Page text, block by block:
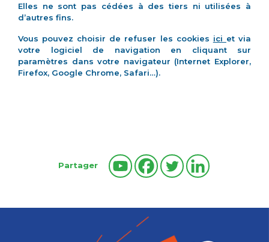
Elles ne sont pas cédées à des tiers ni utilisées à
d’autres fins.
Vous pouvez choisir de refuser les cookies ici et via
votre logiciel de navigation en cliquant sur
paramètres dans votre navigateur (Internet Explorer,
Firefox, Google Chrome, Safari…).
Partager